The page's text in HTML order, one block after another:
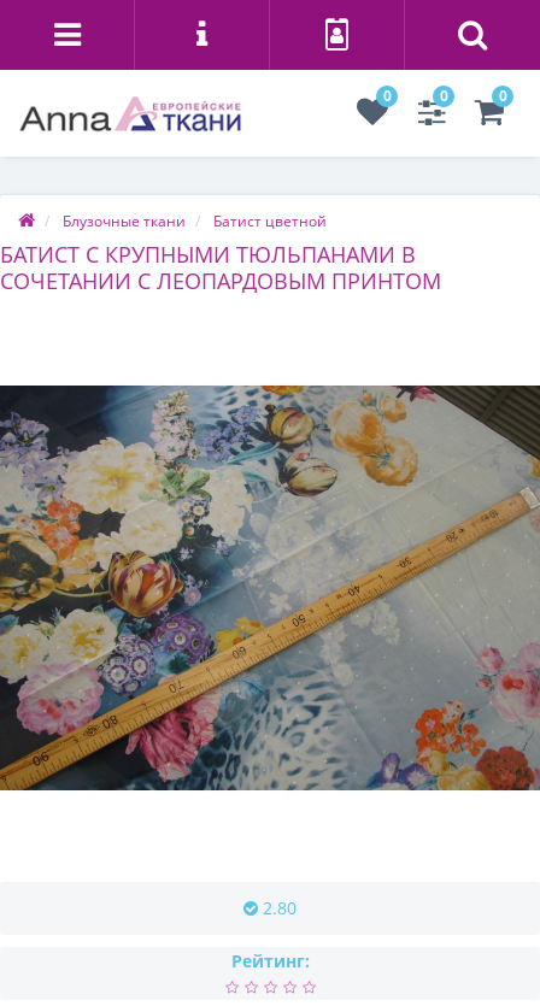
0 0 0
Блузочные ткани Батист цветной
БАТИСТ С КРУПНЫМИ ТЮЛЬПАНАМИ В
СОЧЕТАНИИ С ЛЕОПАРДОВЫМ ПРИНТОМ
2.80
Рейтинг: